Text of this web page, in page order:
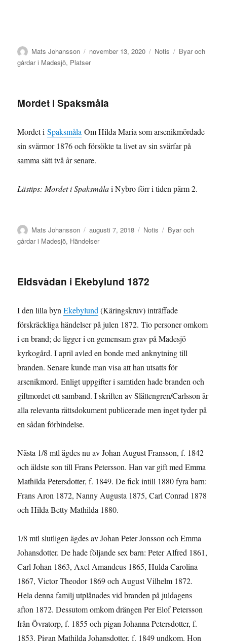
Författare
Mats Johansson
Publicerat
den
november 13, 2020 Format
Notis Kategorier
Byar och
gårdar i Madesjö, Platser
Mordet i Spaksmåla
Mordet iSpaksmåla Om Hilda Maria som arsenikmördade
sin svärmor 1876 och försökte ta livet av sin svärfar på
samma sätt två år senare.
Lästips: Mordet i Spaksmålai Nybro förr i tiden pärm 2.
Författare
Mats Johansson
Publicerat
den
augusti 7, 2018 Format
Notis Kategorier
Byar och
gårdar i Madesjö, Händelser
Eldsvådan i Ekebylund 1872
I den lilla bynEkebylund (Käringskruv) inträffade
förskräckliga händelser på julen 1872. Tio personer omkom
i en brand; de ligger i en gemensam grav på Madesjö
kyrkogård. I april avled en bonde med anknytning till
branden. Senare kunde man visa att han utsatts för
arsenikmord. Enligt uppgifter i samtiden hade branden och
giftmordet ett samband. I skriften av Slättengren/Carlsson är
alla relevanta rättsdokument publicerade men inget tyder på
en sådan förbindelse.
Nästa 1/8 mtl ägdes nu av Johan August Fransson, f. 1842
och äldste son till Frans Petersson. Han var gift med Emma
Mathilda Petersdotter, f. 1849. De fick intill 1880 fyra barn:
Frans Aron 1872, Nanny Augusta 1875, Carl Conrad 1878
och Hilda Betty Mathilda 1880.
1/8 mtl slutligen ägdes av Johan Peter Jonsson och Emma
Johansdotter. De hade följande sex barn: Peter Alfred 1861,
Carl Johan 1863, Axel Amandeus 1865, Hulda Carolina
1867, Victor Theodor 1869 och August Vilhelm 1872.
Hela denna familj utplånades vid branden på juldagens
afton 1872. Dessutom omkom drängen Per Elof Petersson
från Övratorp, f. 1855 och pigan Johanna Petersdotter, f.
1853. Pigan Mathilda Johansdotter, f. 1849 undkom. Hon